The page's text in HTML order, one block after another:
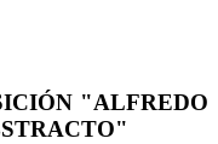
"ALFREDO